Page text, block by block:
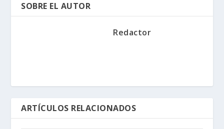
SOBRE EL AUTOR
Redactor
ARTÍCULOS RELACIONADOS